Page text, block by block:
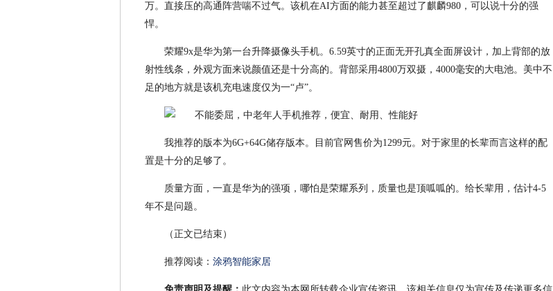
万。直接压的高通阵营喘不过气。该机在AI方面的能力甚至超过了麒麟980，可以说十分的强
悍。
荣耀9x是华为第一台升降摄像头手机。6.59英寸的正面无开孔真全面屏设计，加上背部的放
射性线条，外观方面来说颜值还是十分高的。背部采用4800万双摄，4000毫安的大电池。美中不
足的地方就是该机充电速度仅为一“卢”。
我推荐的版本为6G+64G储存版本。目前官网售价为1299元。对于家里的长辈而言这样的配
置是十分的足够了。
质量方面，一直是华为的强项，哪怕是荣耀系列，质量也是顶呱呱的。给长辈用，估计4-5
年不是问题。
（正文已结束）
推荐阅读： 涂鸦智能家居